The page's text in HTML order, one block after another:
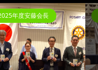
年度安藤会長